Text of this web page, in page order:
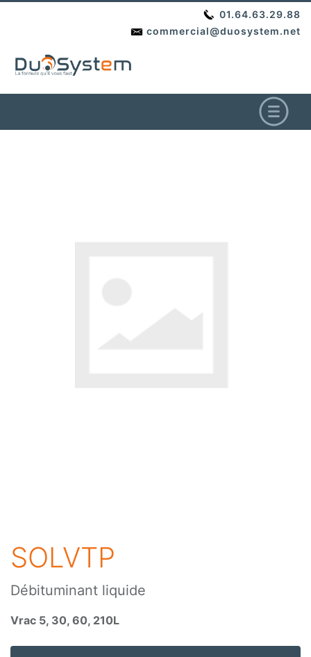
01.64.63.29.88
commercial@duosystem.net
SOLVTP
Débituminant liquide
Vrac 5, 30, 60, 210L